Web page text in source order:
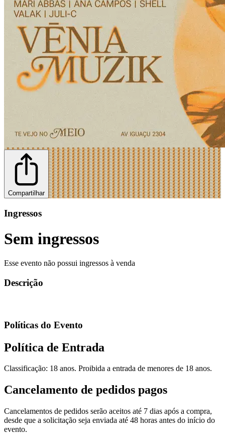
Compartilhar
Ingressos
Sem ingressos
Esse evento não possui ingressos à venda
Descrição
Políticas do Evento
Política de Entrada
Classificação: 18 anos. Proibida a entrada de menores de 18 anos.
Cancelamento de pedidos pagos
Cancelamentos de pedidos serão aceitos até 7 dias após a compra,
desde que a solicitação seja enviada até 48 horas antes do início do
evento.